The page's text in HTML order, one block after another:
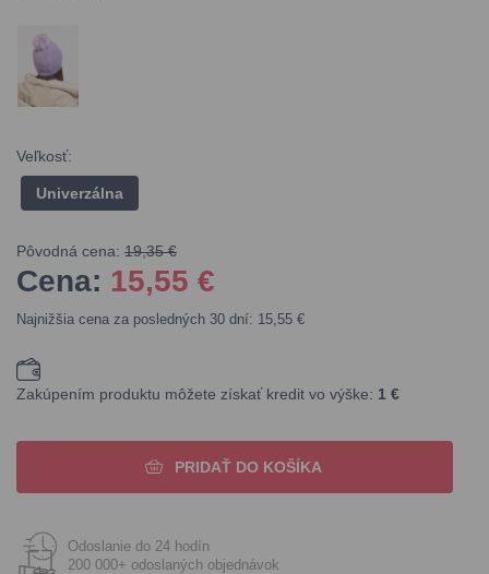
Veľkosť:
Univerzálna
Pôvodná cena: 19,35 €
Cena: 15,55 €
Najnižšia cena za posledných 30 dní: 15,55 €
Zakúpením produktu môžete získať kredit vo výške: 1 €
PRIDAŤ DO KOŠÍKA
Odoslanie do 24 hodín
200 000+ odoslaných objednávok